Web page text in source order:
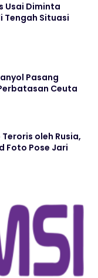
Usai Diminta
Tengah Situasi
Pasang
Ceuta
oleh Rusia,
Foto Pose Jari